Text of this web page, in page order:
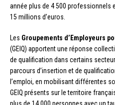
année plus de 4 500 professionnels
15 millions d’euros.
Les Groupements d’Employeurs
(GEIQ) apportent une réponse
de qualification dans certains
parcours d’insertion et de
l’emploi, en mobilisant différentes
GEIQ présents sur le territoire